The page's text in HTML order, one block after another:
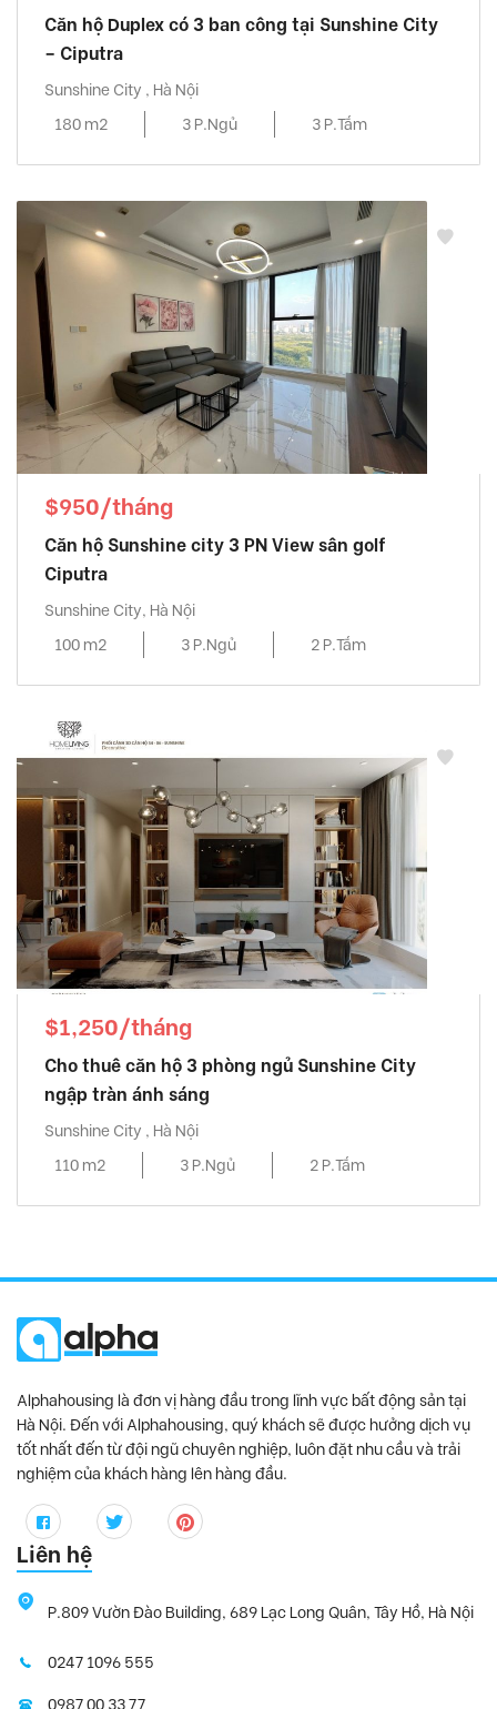
Căn hộ Duplex có 3 ban công tại Sunshine City
– Ciputra
Sunshine City , Hà Nội
180 m2
3 P.Ngủ 3 P.Tắm
$950/tháng
Căn hộ Sunshine city 3 PN View sân golf
Ciputra
Sunshine City, Hà Nội
100 m2
3 P.Ngủ 2 P.Tắm
$1,250/tháng
Cho thuê căn hộ 3 phòng ngủ Sunshine City
ngập tràn ánh sáng
Sunshine City , Hà Nội
110 m2
3 P.Ngủ 2 P.Tắm
Alphahousing là đơn vị hàng đầu trong lĩnh vực bất động sản tại
Hà Nội. Đến với Alphahousing, quý khách sẽ được hưởng dịch vụ
tốt nhất đến từ đội ngũ chuyên nghiệp, luôn đặt nhu cầu và trải
nghiệm của khách hàng lên hàng đầu.
Liên hệ
P.809 Vườn Đào Building, 689 Lạc Long Quân, Tây Hồ, Hà Nội
0247 1096 555
0987 00 33 77